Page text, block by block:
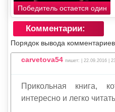
Победитель остается один
Комментарии:
Порядок вывода
carvetova54 пишет: | 22.09.2016 |
Прикольная книга,
интересно и легко читать